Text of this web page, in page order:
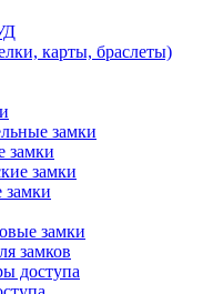
карты, браслеты)
замки
замки
замки
замки
замки
замков
доступа